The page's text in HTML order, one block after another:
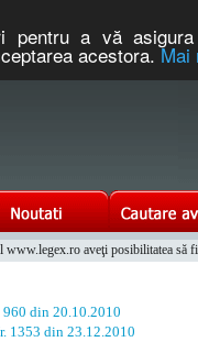
pentru a vă
acestora.Mai
www.legex.ro aveţi posibilitatea să
960 din 20.10.2010
1353 din 23.12.2010